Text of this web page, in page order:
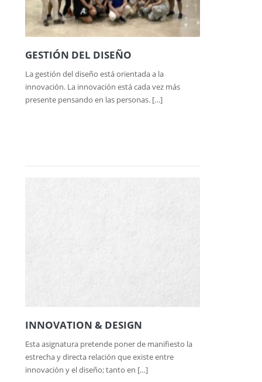
GESTIÓN DEL DISEÑO
La gestión del diseño está orientada a la
innovación. La innovación está cada vez más
presente pensando en las personas. […]
INNOVATION & DESIGN
Esta asignatura pretende poner de manifiesto la
estrecha y directa relación que existe entre
innovación y el diseño; tanto en […]